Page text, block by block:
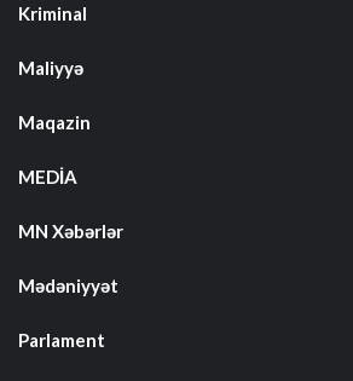
Kriminal
Maliyyə
Maqazin
MEDİA
MN Xəbərlər
Mədəniyyət
Parlament